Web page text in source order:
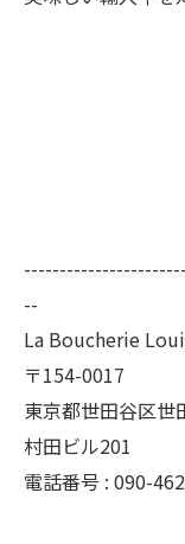
--
La Boucherie
〒154-0017
東京都世田谷区世
村田ビル201
電話番号 : 090-